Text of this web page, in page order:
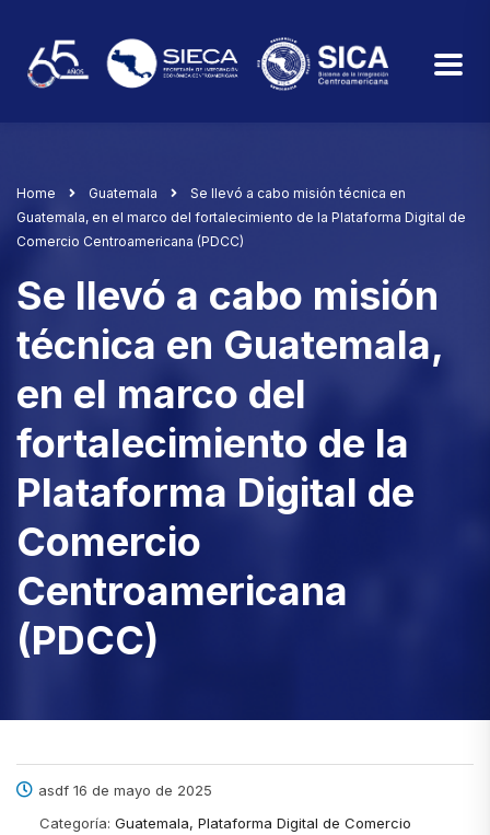
Home Guatemala
Se llevó a cabo misión técnica en
Guatemala, en el marco del fortalecimiento de la Plataforma Digital de
Comercio Centroamericana (PDCC)
Se llevó a cabo misión
técnica en Guatemala,
en el marco del
fortalecimiento de la
Plataforma Digital de
Comercio
Centroamericana
(PDCC)
asdf 16 de mayo de 2025
Categoría: Guatemala, Plataforma Digital de Comercio